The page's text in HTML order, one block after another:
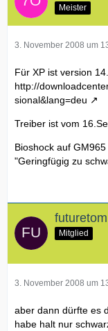
Meister
3. November 2008 um
Für XP ist version
http://
sional&lang=deu
Treiber ist vom
Bioshock auf
"Geringfügig zu
futuretom
Mitglied
3. November 2008 um
aber dann dürfte es
habe halt nur